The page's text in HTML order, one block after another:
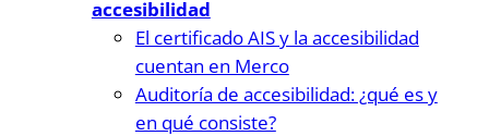
accesibilidad
El certificado AIS y la accesibilidad
cuentan en Merco
Auditoría de accesibilidad: ¿qué es y
en qué consiste?